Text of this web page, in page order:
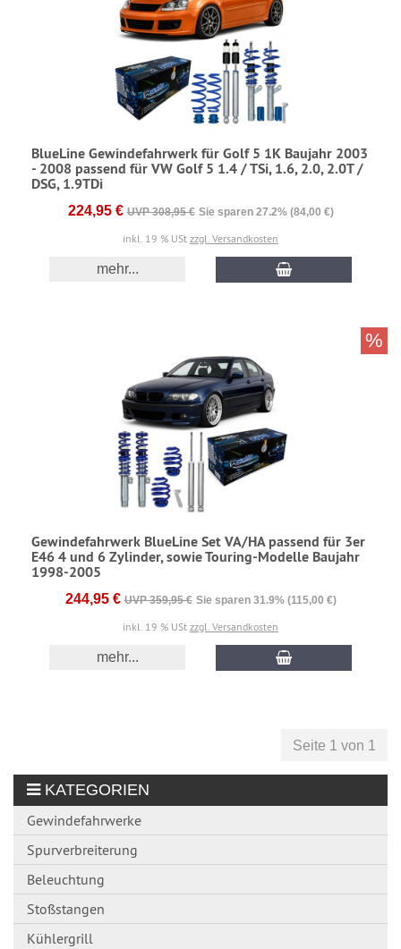
BlueLine Gewindefahrwerk für Golf 5 1K Baujahr 2003
- 2008 passend für VW Golf 5 1.4 / TSi, 1.6, 2.0, 2.0T /
DSG, 1.9TDi
224,95 € UVP 308,95 € Sie sparen 27.2% (84,00 €)
inkl. 19 % USt zzgl. Versandkosten
mehr...
Gewindefahrwerk BlueLine Set VA/HA passend für 3er
E46 4 und 6 Zylinder, sowie Touring-Modelle Baujahr
1998-2005
244,95 € UVP 359,95 € Sie sparen 31.9% (115,00 €)
inkl. 19 % USt zzgl. Versandkosten
mehr...
%
Seite 1 von 1
KATEGORIEN
Gewindefahrwerke
Spurverbreiterung
Beleuchtung
Stoßstangen
Kühlergrill